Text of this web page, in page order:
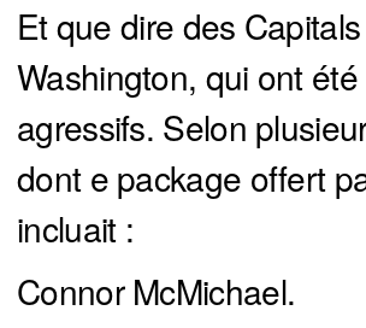
Et que dire des
Washington, qui ont
agressifs. Selon
dont e package offert
incluait :
Connor McMichael.